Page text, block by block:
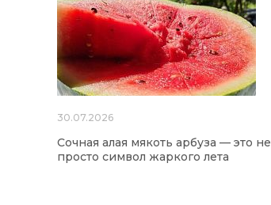
30.07.2026
Сочная алая мякоть арбуза — это не
просто символ жаркого лета